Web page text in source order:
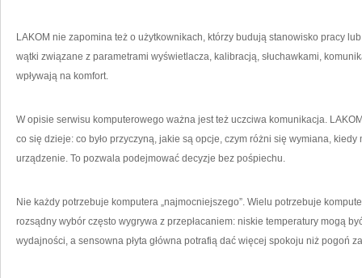
LAKOM nie zapomina też o użytkownikach, którzy budują stanowisko pracy
wątki związane z parametrami wyświetlacza, kalibracją, słuchawkami,
wpływają na komfort.
W opisie serwisu komputerowego ważna jest też uczciwa komunikacja.
co się dzieje: co było przyczyną, jakie są opcje, czym różni się wymiana,
urządzenie. To pozwala podejmować decyzje bez pośpiechu.
Nie każdy potrzebuje komputera „najmocniejszego”. Wielu potrzebuje
rozsądny wybór często wygrywa z przepłacaniem: niskie temperatury mogą
wydajności, a sensowna płyta główna potrafią dać więcej spokoju niż pogoń